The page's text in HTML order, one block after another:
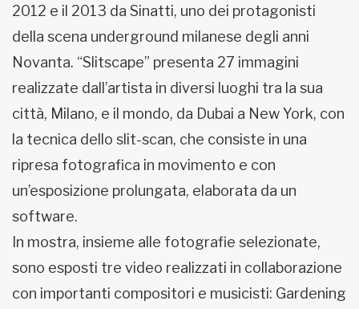
2012 e il 2013 da Sinatti, uno dei protagonisti
della scena underground milanese degli anni
Novanta. “Slitscape” presenta 27 immagini
realizzate dall’artista in diversi luoghi tra la sua
città, Milano, e il mondo, da Dubai a New York, con
la tecnica dello slit-scan, che consiste in una
ripresa fotografica in movimento e con
un’esposizione prolungata, elaborata da un
software.
In mostra, insieme alle fotografie selezionate,
sono esposti tre video realizzati in collaborazione
con importanti compositori e musicisti: Gardening